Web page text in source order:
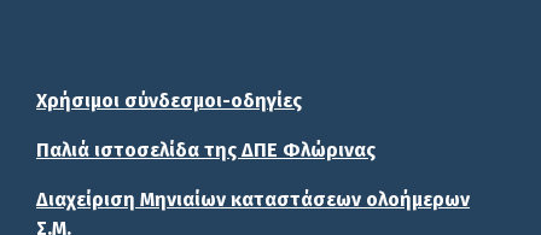
Χρήσιμοι σύνδεσμοι-οδηγίες
Παλιά ιστοσελίδα της ΔΠΕ Φλώρινας
Διαχείριση Μηνιαίων καταστάσεων ολοήμερων
Σ.Μ.